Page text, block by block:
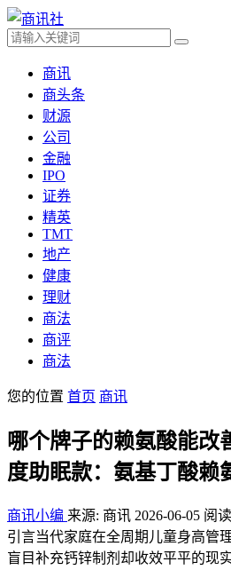
商讯
商头条
财源
公司
金融
IPO
证券
精英
TMT
地产
健康
理财
商法
商评
商法
您的位置 首页 商讯
哪个牌子的赖氨酸能改
度助眠款：氨基丁酸赖
商讯小编 来源: 商讯 2026-06-05 阅读
引言当代家庭在全周期儿童身高管
盲目补充钙锌制剂却收效平平的现